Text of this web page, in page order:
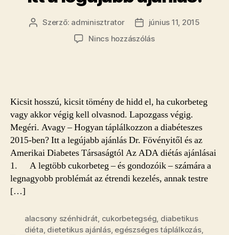
Bejegyzés
Szerző: adminisztrator
Bejegyzés
dátuma
június 11, 2015
Nincs hozzászólása(z)
ben?
Itt
a
legújabb
ajánlás!
bejegyzéshez
Kicsit hosszú, kicsit tömény de hidd el, ha cukorbeteg
vagy akkor végig kell olvasnod. Lapozgass végig.
Megéri. Avagy – Hogyan táplálkozzon a diabéteszes
2015-ben? Itt a legújabb ajánlás Dr. Fövényitől és az
Amerikai Diabetes Társaságtól Az ADA diétás ajánlásai
1. A legtöbb cukorbeteg – és gondozóik – számára a
legnagyobb problémát az étrendi kezelés, annak testre
[…]
alacsony szénhidrát cukorbetegség diabetikus
diéta dietetikus ajánlás, egészséges táplálkozás,